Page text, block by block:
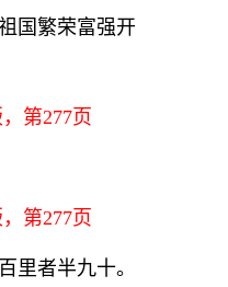
国繁荣富强开
第277页
第277页
里者半九十。